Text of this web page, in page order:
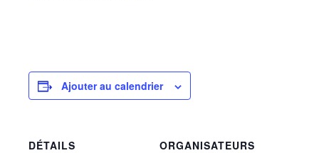
Ajouter au calendrier
DÉTAILS
ORGANISATEURS